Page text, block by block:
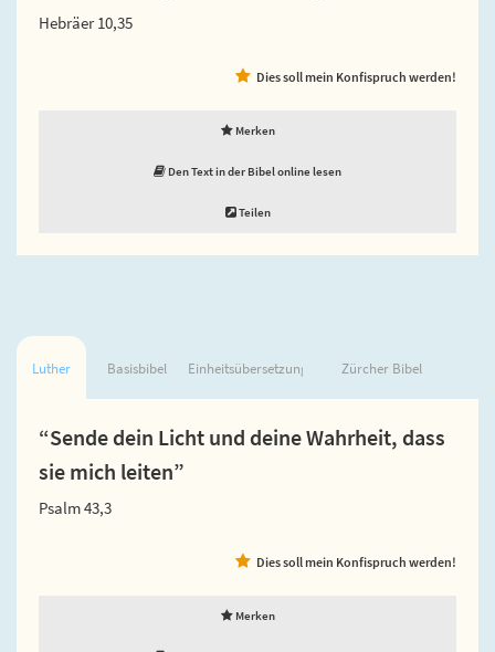
Hebräer 10,35
Dies soll mein Konfispruch werden!
Merken
Den Text in der Bibel online lesen
Teilen
Luther Basisbibel Einheitsübersetzung Zürcher Bibel
“Sende dein Licht und deine Wahrheit, dass
sie mich leiten”
Psalm 43,3
Dies soll mein Konfispruch werden!
Merken